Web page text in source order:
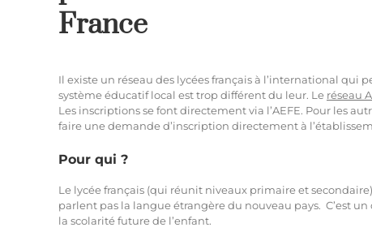
France
Il existe un réseau des lycées français à l’international
système éducatif local est trop différent du leur. Le réseau
Les inscriptions se font directement via l’AEFE. Pour les
faire une demande d’inscription directement à
Pour qui ?
Le lycée français (qui réunit niveaux primaire et
parlent pas la langue étrangère du nouveau pays. C’est
la scolarité future de l’enfant.